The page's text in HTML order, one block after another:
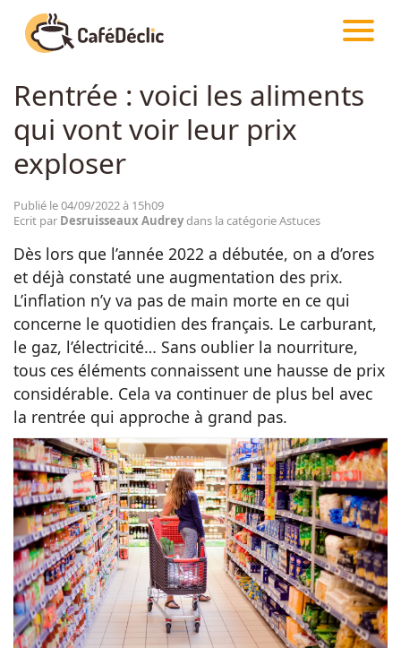
Créativité
Divertissement
Insolite
Emotion
Animaux
Famille
Santé
CAFÉDÉCLIC ARTICLES ASTUCES
Rentrée : voici les aliments
qui vont voir leur prix
exploser
Publié le 04/09/2022 à 15h09
Ecrit par Desruisseaux Audreydans la catégorie Astuces
Dès lors que l’année 2022 a débutée, on a d’ores
et déjà constaté une augmentation des prix.
L’inflation n’y va pas de main morte en ce qui
concerne le quotidien des français. Le carburant,
le gaz, l’électricité… Sans oublier la nourriture,
tous ces éléments connaissent une hausse de prix
considérable. Cela va continuer de plus bel avec
la rentrée qui approche à grand pas.